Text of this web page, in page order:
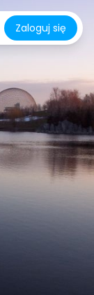
Zaloguj się